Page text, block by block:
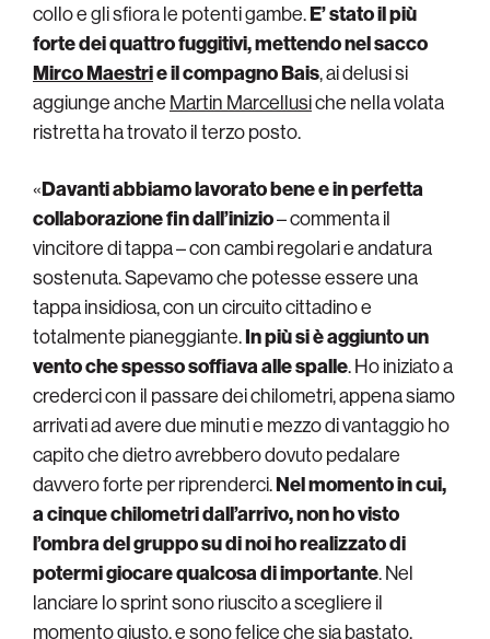
collo e gli sfiora le potenti gambe.E’ stato il più
forte dei quattro fuggitivi, mettendo nel sacco
Mirco Maestrie il compagno Bais, ai delusi si
aggiunge anche Martin Marcellusiche nella volata
ristretta ha trovato il terzo posto.
«Davanti abbiamo lavorato bene e in perfetta
collaborazione fin dall’inizio– commenta il
vincitore di tappa – con cambi regolari e andatura
sostenuta. Sapevamo che potesse essere una
tappa insidiosa, con un circuito cittadino e
totalmente pianeggiante.In più si è aggiunto un
vento che spesso soffiava alle spalle. Ho iniziato a
crederci con il passare dei chilometri, appena siamo
arrivati ad avere due minuti e mezzo di vantaggio ho
capito che dietro avrebbero dovuto pedalare
davvero forte per riprenderci.Nel momento in cui,
a cinque chilometri dall’arrivo, non ho visto
l’ombra del gruppo su di noi ho realizzato di
potermi giocare qualcosa di importante. Nel
lanciare lo sprint sono riuscito a scegliere il
momento giusto, e sono felice che sia bastato.